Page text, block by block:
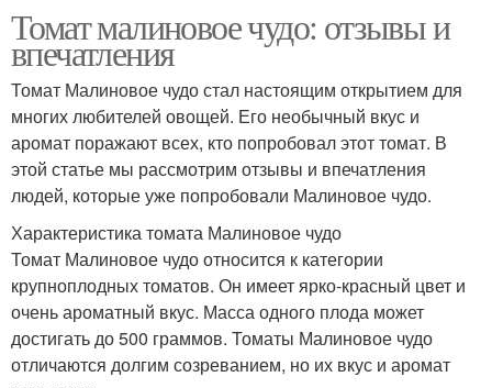
Томат малиновое чудо: отзывы и
впечатления
Томат Малиновое чудо стал настоящим открытием для
многих любителей овощей. Его необычный вкус и
аромат поражают всех, кто попробовал этот томат. В
этой статье мы рассмотрим отзывы и впечатления
людей, которые уже попробовали Малиновое чудо.
Характеристика томата Малиновое чудо
Томат Малиновое чудо относится к категории
крупноплодных томатов. Он имеет ярко-красный цвет и
очень ароматный вкус. Масса одного плода может
достигать до 500 граммов. Томаты Малиновое чудо
отличаются долгим созреванием, но их вкус и аромат